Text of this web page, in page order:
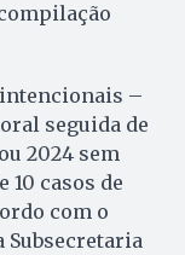
–
seguida de
2024 sem
10 casos de
com o